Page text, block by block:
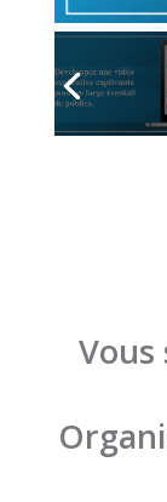
Vous